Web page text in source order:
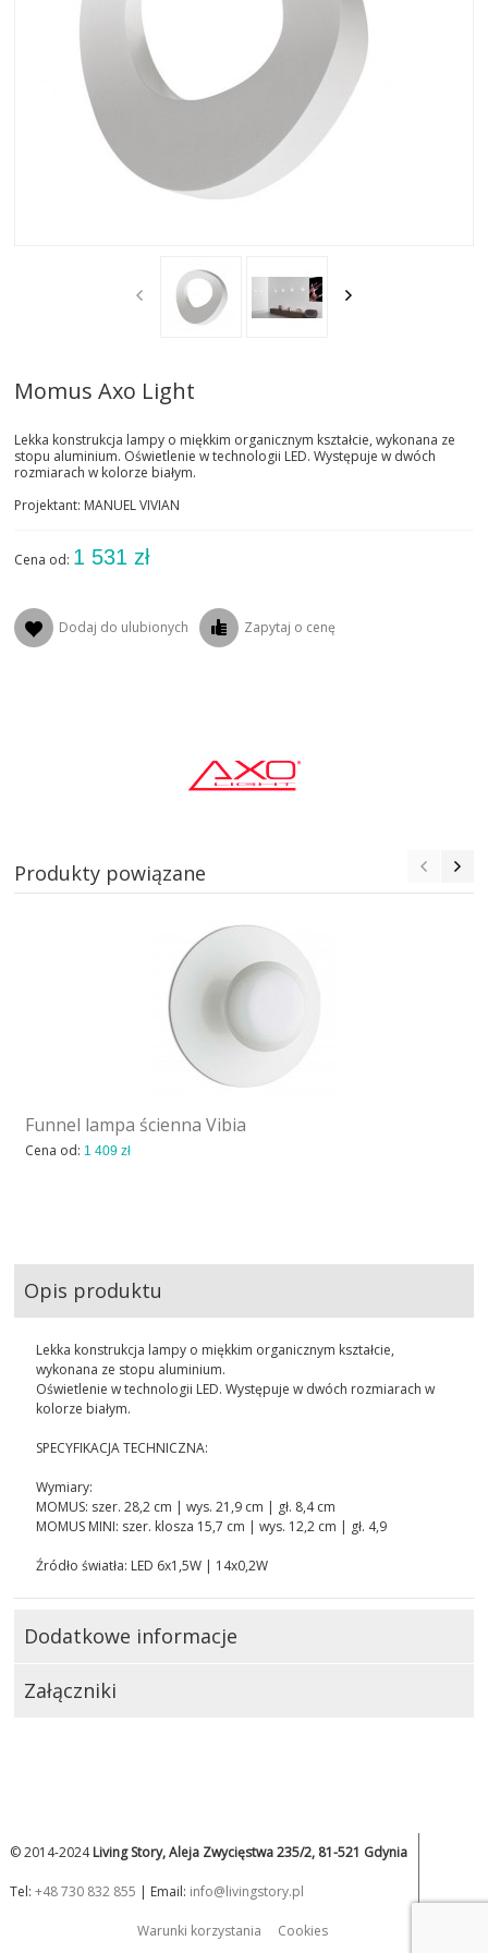
AKTUALNOSCI
STREFA-PROJEKTANTA
REALIZACJE
Momus Axo Light
Lekka konstrukcja lampy o miękkim organicznym kształcie, wykonana ze
stopu aluminium. Oświetlenie w technologii LED. Występuje w dwóch
rozmiarach w kolorze białym.
Projektant: MANUEL VIVIAN
Cena od: 1 531 zł
Dodaj do ulubionych Zapytaj o cenę
Produkty powiązane
Funnel lampa ścienna Vibia
Cena od: 1 409 zł
Opis produktu
Lekka konstrukcja lampy o miękkim organicznym kształcie,
wykonana ze stopu aluminium.
Oświetlenie w technologii LED. Występuje w dwóch rozmiarach w
kolorze białym.
SPECYFIKACJA TECHNICZNA:
Wymiary:
MOMUS: szer. 28,2 cm | wys. 21,9 cm | gł. 8,4 cm
MOMUS MINI: szer. klosza 15,7 cm | wys. 12,2 cm | gł. 4,9
Źródło światła: LED 6x1,5W | 14x0,2W
Dodatkowe informacje
Załączniki
© 2014-2024Living Story, Aleja Zwycięstwa 235/2, 81-521 Gdynia
Tel: +48 730 832 855 | Email: info@livingstory.pl
Warunki korzystania Cookies